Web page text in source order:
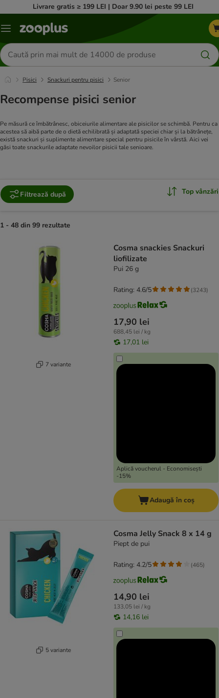
Livrare gratis ≥ 199 LEI | Doar 9.90 lei peste 99 LEI
Categorii
Căutare
produse
Pisici Snackuri pentru pisici Senior
Recompense pisici senior
Pe măsură ce îmbătrânesc, obiceiurile alimentare ale pisicilor se schimbă. Pentru ca
acestea să aibă parte de o dietă echilibrată și adaptată speciei chiar și la bătrânețe,
există snackuri și suplimente alimentare special pentru pisicile în vârstă. Aici vei
găsi toate snackurile adaptate nevoilor pisicii tale senioare.
Filtrează după Top vânzări
1 - 48 din 99 rezultate
7 variante
Cosma snackies Snackuri
liofilizate
Pui 26 g
17,90 lei
688,45 lei / kg
17,01 lei
Aplică voucherul - Economisești
-15%
Rating: 4.6/5 (3243)
Adaugă în coș
5 variante
Cosma Jelly Snack 8 x 14 g
Piept de pui
14,90 lei
133,05 lei / kg
14,16 lei
Rating: 4.2/5 (465)